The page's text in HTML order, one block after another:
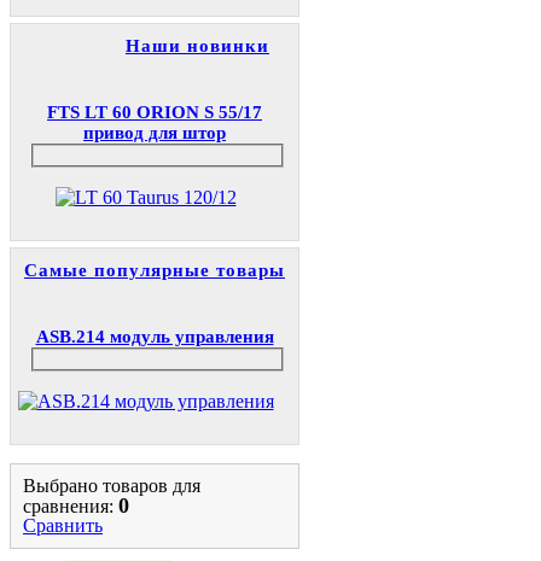
Наши новинки
FTS LT 60 ORION S 55/17
привод для штор
Самые популярные товары
ASB.214 модуль управления
Выбрано товаров для
сравнения: 0
Сравнить